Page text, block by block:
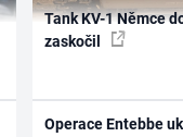
Tank KV-1 Němce
zaskočil
Operace Entebbe